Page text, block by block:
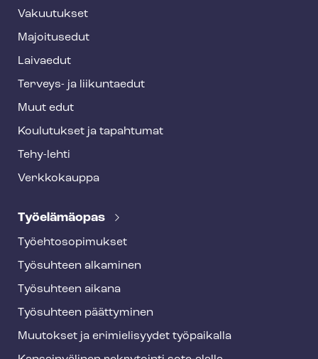
t
e
Vakuutukset
Majoitusedut
Laivaedut
Terveys- ja liikuntaedut
Muut edut
Koulutukset ja tapahtumat
Tehy-lehti
Verkkokauppa
Työelämäopas
Työ­eh­to­so­pi­muk­set
Työsuhteen alkaminen
Työsuhteen aikana
Työsuhteen päättyminen
Muutokset ja erimielisyydet työpaikalla